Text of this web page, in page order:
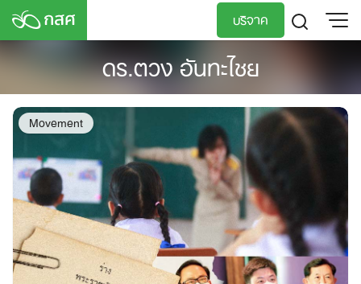
Skip
content
บริจาค
TH
ดร.ตวง อันทะไชย
Movement